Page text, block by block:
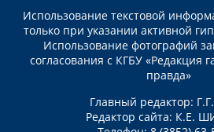
Использование текстовой
только при указании активной
Использование фотографий
согласования с КГБУ «Редакция
правда»
Главный редактор:
Редактор сайта: К.Е.